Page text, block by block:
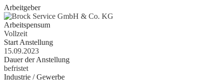
Arbeitgeber
Arbeitspensum
Vollzeit
Start Anstellung
15.09.2023
Dauer der Anstellung
befristet
Industrie / Gewerbe